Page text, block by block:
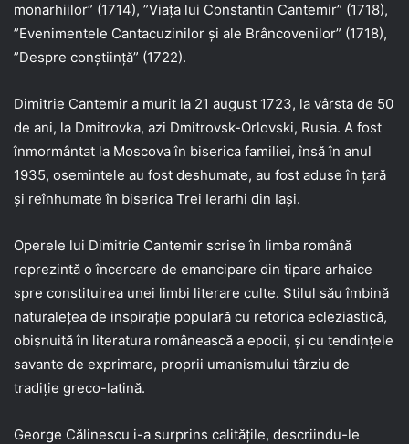
monarhiilor” (1714), ”Viaţa lui Constantin Cantemir” (1718),
”Evenimentele Cantacuzinilor şi ale Brâncovenilor” (1718),
”Despre conştiinţă” (1722).
Dimitrie Cantemir a murit la 21 august 1723, la vârsta de 50
de ani, la Dmitrovka, azi Dmitrovsk-Orlovski, Rusia. A fost
înmormântat la Moscova în biserica familiei, însă în anul
1935, osemintele au fost deshumate, au fost aduse în ţară
şi reînhumate în biserica Trei Ierarhi din Iaşi.
Operele lui Dimitrie Cantemir scrise în limba română
reprezintă o încercare de emancipare din tipare arhaice
spre constituirea unei limbi literare culte. Stilul său îmbină
naturaleţea de inspiraţie populară cu retorica ecleziastică,
obişnuită în literatura românească a epocii, şi cu tendinţele
savante de exprimare, proprii umanismului târziu de
tradiţie greco-latină.
George Călinescu i-a surprins calităţile, descriindu-le